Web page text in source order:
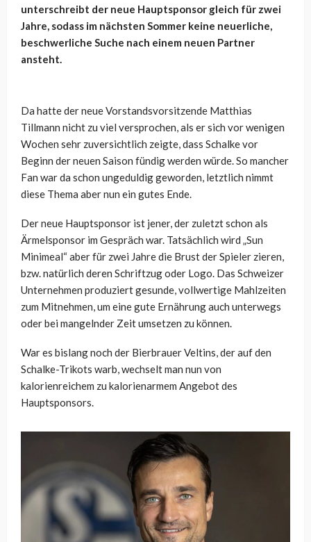
unterschreibt der neue Hauptsponsor gleich für zwei
Jahre, sodass im nächsten Sommer keine neuerliche,
beschwerliche Suche nach einem neuen Partner
ansteht.
Da hatte der neue Vorstandsvorsitzende Matthias
Tillmann nicht zu viel versprochen, als er sich vor wenigen
Wochen sehr zuversichtlich zeigte, dass Schalke vor
Beginn der neuen Saison fündig werden würde. So mancher
Fan war da schon ungeduldig geworden, letztlich nimmt
diese Thema aber nun ein gutes Ende.
Der neue Hauptsponsor ist jener, der zuletzt schon als
Ärmelsponsor im Gespräch war. Tatsächlich wird „Sun
Minimeal“ aber für zwei Jahre die Brust der Spieler zieren,
bzw. natürlich deren Schriftzug oder Logo. Das Schweizer
Unternehmen produziert gesunde, vollwertige Mahlzeiten
zum Mitnehmen, um eine gute Ernährung auch unterwegs
oder bei mangelnder Zeit umsetzen zu können.
War es bislang noch der Bierbrauer Veltins, der auf den
Schalke-Trikots warb, wechselt man nun von
kalorienreichem zu kalorienarmem Angebot des
Hauptsponsors.